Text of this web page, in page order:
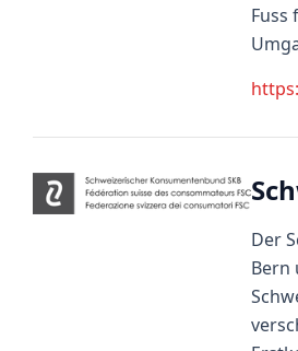
Fuss
Der
Bern